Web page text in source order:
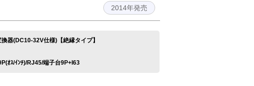
2014年発売
器(DC10-32V仕様)【絶縁タイプ】
ｵｽ/ｲﾝﾁ)/RJ45/端子台9P+I63